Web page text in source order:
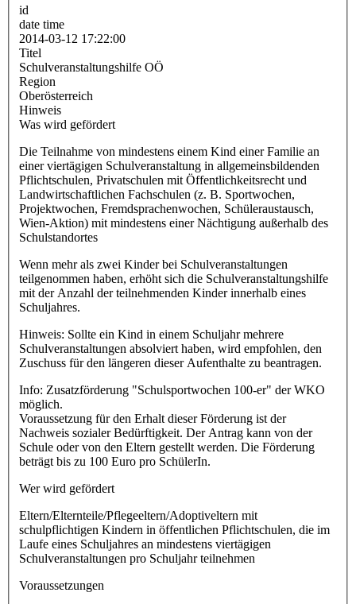
id
date time
2014-03-12 17:22:00
Titel
Schulveranstaltungshilfe OÖ
Region
Oberösterreich
Hinweis
Was wird gefördert
Die Teilnahme von mindestens einem Kind einer Familie an
einer viertägigen Schulveranstaltung in allgemeinsbildenden
Pflichtschulen, Privatschulen mit Öffentlichkeitsrecht und
Landwirtschaftlichen Fachschulen (z. B. Sportwochen,
Projektwochen, Fremdsprachenwochen, Schüleraustausch,
Wien-Aktion) mit mindestens einer Nächtigung außerhalb des
Schulstandortes
Wenn mehr als zwei Kinder bei Schulveranstaltungen
teilgenommen haben, erhöht sich die Schulveranstaltungshilfe
mit der Anzahl der teilnehmenden Kinder innerhalb eines
Schuljahres.
Hinweis: Sollte ein Kind in einem Schuljahr mehrere
Schulveranstaltungen absolviert haben, wird empfohlen, den
Zuschuss für den längeren dieser Aufenthalte zu beantragen.
Info: Zusatzförderung "Schulsportwochen 100-er" der WKO
möglich.
Voraussetzung für den Erhalt dieser Förderung ist der
Nachweis sozialer Bedürftigkeit. Der Antrag kann von der
Schule oder von den Eltern gestellt werden. Die Förderung
beträgt bis zu 100 Euro pro SchülerIn.
Wer wird gefördert
Eltern/Elternteile/Pflegeeltern/Adoptiveltern mit
schulpflichtigen Kindern in öffentlichen Pflichtschulen, die im
Laufe eines Schuljahres an mindestens viertägigen
Schulveranstaltungen pro Schuljahr teilnehmen
Voraussetzungen